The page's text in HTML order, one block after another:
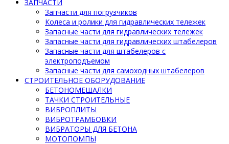
ЗАПЧАСТИ
Запчасти для погрузчиков
Колеса и ролики для гидравлических тележек
Запасные части для гидравлических тележек
Запасные части для гидравлических штабелеров
Запасные части для штабелеров с
электроподъемом
Запасные части для самоходных штабелеров
СТРОИТЕЛЬНОЕ ОБОРУДОВАНИЕ
БЕТОНОМЕШАЛКИ
ТАЧКИ СТРОИТЕЛЬНЫЕ
ВИБРОПЛИТЫ
ВИБРОТРАМБОВКИ
ВИБРАТОРЫ ДЛЯ БЕТОНА
МОТОПОМПЫ